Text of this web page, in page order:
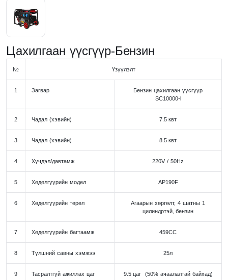
Цахилгаан үүсгүүр-Бензин
№ Үзүүлэлт
1 Загвар
Бензин цахилгаан үүсгүүр
SC10000-l
2 Чадал (хэвийн) 7.5 квт
3 Чадал (хэвийн) 8.5 квт
4 Хүчдэл/давтамж 220V / 50Hz
5 Хөдөлгүүрийн модел AP190F
6 Хөдөлгүүрийн төрөл
Агаарын хөргөлт, 4 шатны 1
цилиндртэй, бензин
7 Хөдөлгүүрийн багтаамж 459СС
8 Түлшний савны хэмжээ 25л
9 Тасралтгүй ажиллах цаг 9.5 цаг (50% ачаалалтай байхад)